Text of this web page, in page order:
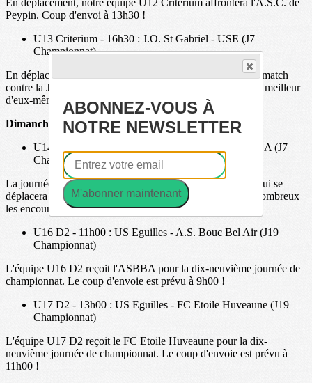
En déplacement, notre équipe U12 Critérium affrontera l'A.S.C. de
Peypin. Coup d'envoi à 13h30 !
U13 Criterium - 16h30 : J.O. St Gabriel - USE (J7
Championnat)
En déplacement, nos U13A concluront la journée avec un match
contre la J.O. St Gabriel. Venez les encourager à donner le meilleur
d'eux-mêmes. Coup d'envoi à 16h30 !
Dimanche 7 avril 2024
U14 D3 - 9h00 : US Eguilles - Ent. Tholonet/ASVSA (J7
Championnat)
La journée de dimanche débutera avec notre équipe U14 qui se
déplacera pour affronter l'Ent. Tholonet/ASVSA. Venez nombreux
les encourager et les soutenir dans ce match décisif.
U16 D2 - 11h00 : US Eguilles - A.S. Bouc Bel Air (J19
Championnat)
L'équipe U16 D2 reçoit l'ASBBA pour la dix-neuvième journée de
championnat. Le coup d'envoie est prévu à 9h00 !
U17 D2 - 13h00 : US Eguilles - FC Etoile Huveaune (J19
Championnat)
L'équipe U17 D2 reçoit le FC Etoile Huveaune pour la dix-
neuvième journée de championnat. Le coup d'envoie est prévu à
11h00 !
ABONNEZ-VOUS À
NOTRE NEWSLETTER
M'abonner maintenant